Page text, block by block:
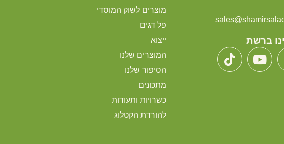
ברשת
מוצרים לשוק המוסדי
פל דגים
ייצוא
המוצרים שלנו
הסיפור שלנו
מתכונים
כשרויות ותעודות
להורדת הקטלוג